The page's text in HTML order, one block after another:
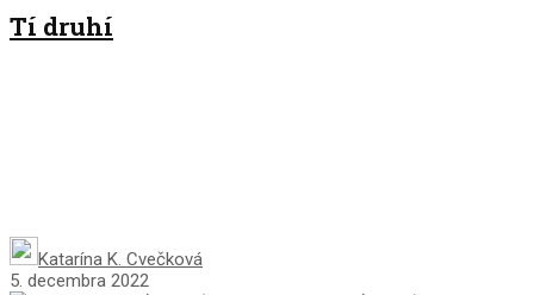
Tí druhí
Katarína K. Cvečková
5. decembra 2022